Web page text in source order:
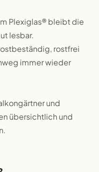
Plexiglas® bleibt die
lesbar.
rostfrei
immer wieder
und
übersichtlich und